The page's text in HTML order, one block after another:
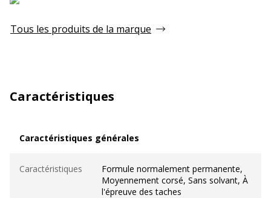
Tous les produits de la marque
Caractéristiques
Caractéristiques générales
Caractéristiques
Formule normalement permanente,
Moyennement corsé, Sans solvant, À
l'épreuve des taches